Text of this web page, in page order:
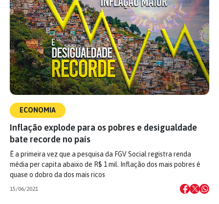
ECONOMIA
Inflação explode para os pobres e desigualdade
bate recorde no país
É a primeira vez que a pesquisa da FGV Social registra renda
média per capita abaixo de R$ 1 mil. Inflação dos mais pobres é
quase o dobro da dos mais ricos
15/06/2021